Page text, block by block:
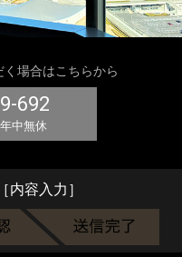
場合はこちらから
692
中無休
内容入力］